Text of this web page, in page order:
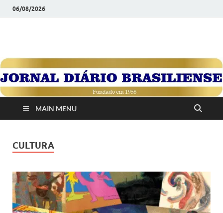
06/08/2026
JORNAL DIÁRIO
BRASILIENSE
1958
MAIN MENU
CULTURA